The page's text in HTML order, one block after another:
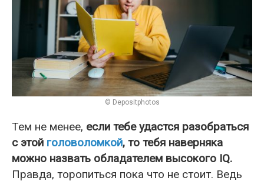
© Depositphotos
Тем не менее, если тебе удастся разобраться
с этой головоломкой, то тебя наверняка
можно назвать обладателем высокого IQ.
Правда, торопиться пока что не стоит. Ведь